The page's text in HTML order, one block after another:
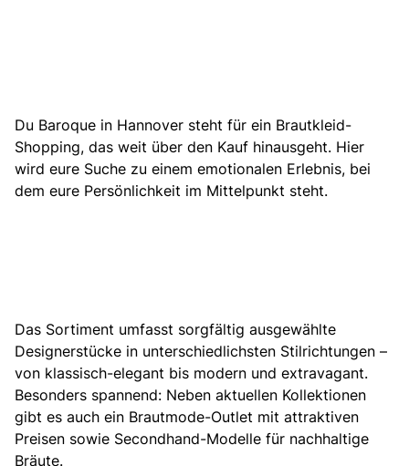
Du Baroque in Hannover steht für ein Brautkleid-
Shopping, das weit über den Kauf hinausgeht. Hier
wird eure Suche zu einem emotionalen Erlebnis, bei
dem eure Persönlichkeit im Mittelpunkt steht.
Das Sortiment umfasst sorgfältig ausgewählte
Designerstücke in unterschiedlichsten Stilrichtungen –
von klassisch-elegant bis modern und extravagant.
Besonders spannend: Neben aktuellen Kollektionen
gibt es auch ein Brautmode-Outlet mit attraktiven
Preisen sowie Secondhand-Modelle für nachhaltige
Bräute.